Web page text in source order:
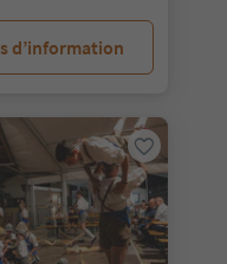
d’information